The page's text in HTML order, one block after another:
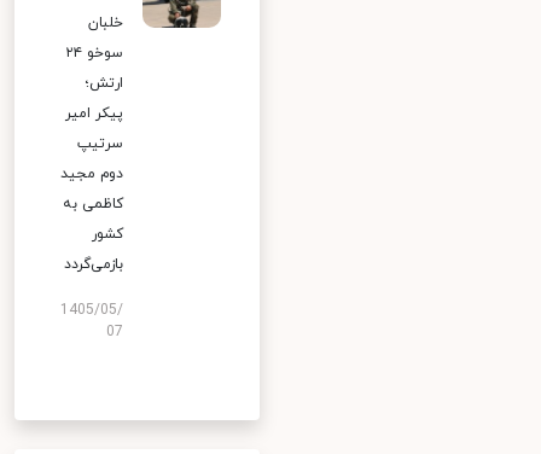
خلبان
سوخو ۲۴
ارتش؛
پیکر امیر
سرتیپ
دوم مجید
کاظمی به
کشور
بازمی‌گردد
1405/05/
07